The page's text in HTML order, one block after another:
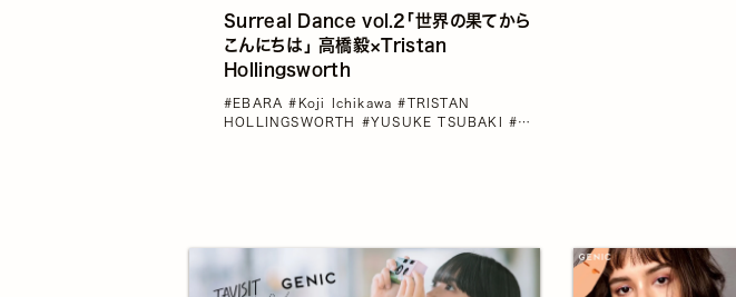
Surreal Dance vol.2「世界の果てから
こんにちは」 高橋毅×Tristan
Hollingsworth
#EBARA#Koji Ichikawa#TRISTAN
HOLLINGSWORTH #YUSUKE TSUBAKI #ア